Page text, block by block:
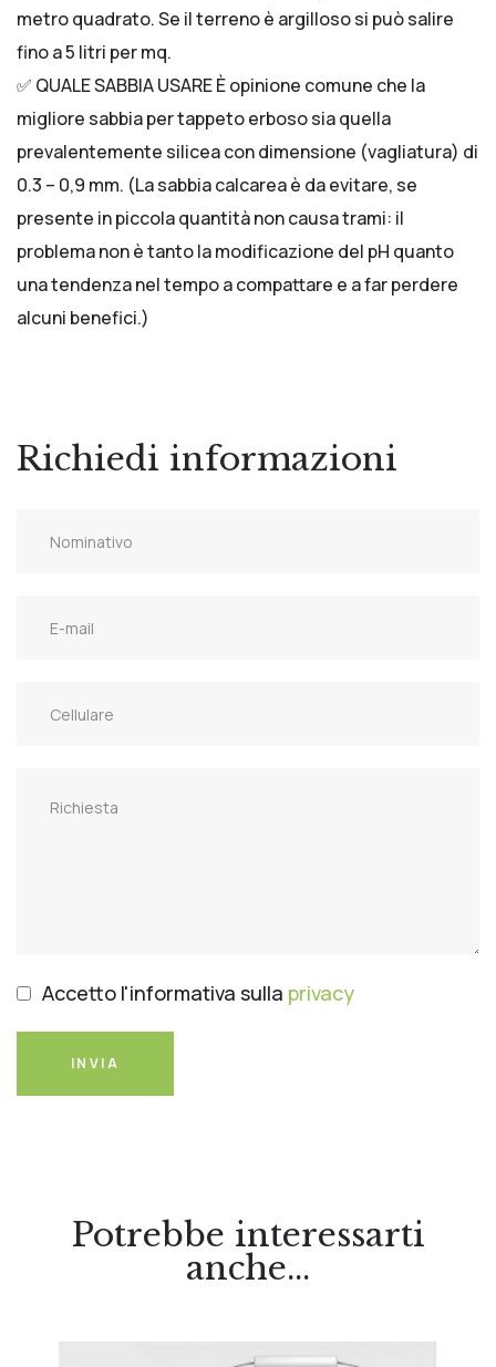
metro quadrato. Se il terreno è argilloso si può salire
fino a 5 litri per mq.
✅ QUALE SABBIA USARE È opinione comune che la
migliore sabbia per tappeto erboso sia quella
prevalentemente silicea con dimensione (vagliatura) di
0.3 – 0,9 mm. (La sabbia calcarea è da evitare, se
presente in piccola quantità non causa trami: il
problema non è tanto la modificazione del pH quanto
una tendenza nel tempo a compattare e a far perdere
alcuni benefici.)
Richiedi informazioni
Accetto l'informativa sulla privacy
INVIA
Potrebbe interessarti
anche...